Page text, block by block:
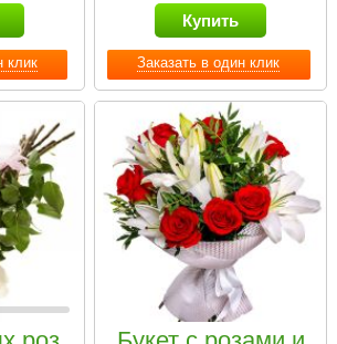
клик Заказать в один клик
Купить